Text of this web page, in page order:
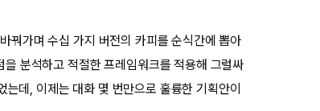
꿔가며 수십 가지 버전의 카피를 순식간에 뽑아
분석하고 적절한 프레임워크를 적용해 그럴싸
데, 이제는 대화 몇 번만으로 훌륭한 기획안이